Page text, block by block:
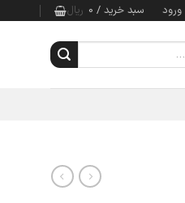
ورود سبد خرید / 0 ریال